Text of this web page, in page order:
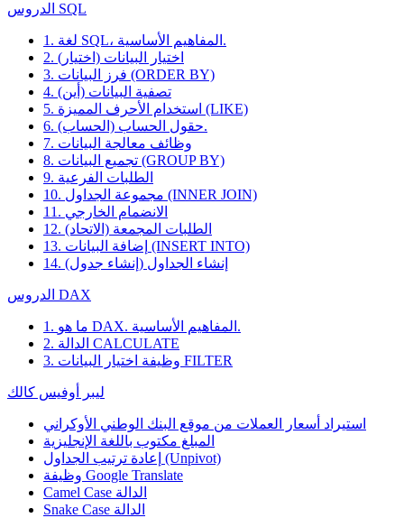
الدروس SQL
1. لغة SQL، المفاهيم الأساسية.
2. اختيار البيانات (اختيار)
3. فرز البيانات (ORDER BY)
4. تصفية البيانات (أين)
5. استخدام الأحرف المميزة (LIKE)
6. حقول الحساب (الحساب).
7. وظائف معالجة البيانات
8. تجميع البيانات (GROUP BY)
9. الطلبات الفرعية
10. مجموعة الجداول (INNER JOIN)
11. الانضمام الخارجي
12. الطلبات المجمعة (الاتحاد)
13. إضافة البيانات (INSERT INTO)
14. إنشاء الجداول (إنشاء جدول)
الدروس DAX
1. ما هو DAX. المفاهيم الأساسية.
2. الدالة CALCULATE
3. وظيفة اختيار البيانات FILTER
ليبر أوفيس كالك
استيراد أسعار العملات من موقع البنك الوطني الأوكراني
المبلغ مكتوب باللغة الإنجليزية
إعادة ترتيب الجداول (Unpivot)
Google Translate
Camel Case الدالة
Snake Case الدالة